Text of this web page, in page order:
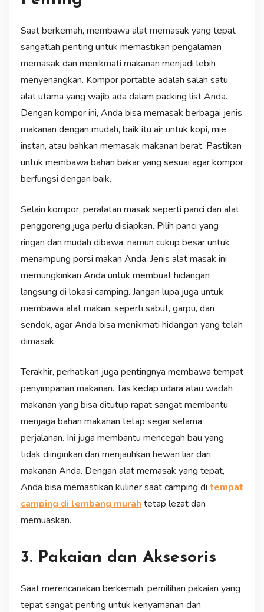
Saat berkemah, membawa alat memasak yang tepat
sangatlah penting untuk memastikan pengalaman
memasak dan menikmati makanan menjadi lebih
menyenangkan. Kompor portable adalah salah satu
alat utama yang wajib ada dalam packing list Anda.
Dengan kompor ini, Anda bisa memasak berbagai jenis
makanan dengan mudah, baik itu air untuk kopi, mie
instan, atau bahkan memasak makanan berat. Pastikan
untuk membawa bahan bakar yang sesuai agar kompor
berfungsi dengan baik.
Selain kompor, peralatan masak seperti panci dan alat
penggoreng juga perlu disiapkan. Pilih panci yang
ringan dan mudah dibawa, namun cukup besar untuk
menampung porsi makan Anda. Jenis alat masak ini
memungkinkan Anda untuk membuat hidangan
langsung di lokasi camping. Jangan lupa juga untuk
membawa alat makan, seperti sabut, garpu, dan
sendok, agar Anda bisa menikmati hidangan yang telah
dimasak.
Terakhir, perhatikan juga pentingnya membawa tempat
penyimpanan makanan. Tas kedap udara atau wadah
makanan yang bisa ditutup rapat sangat membantu
menjaga bahan makanan tetap segar selama
perjalanan. Ini juga membantu mencegah bau yang
tidak diinginkan dan menjauhkan hewan liar dari
makanan Anda. Dengan alat memasak yang tepat,
Anda bisa memastikan kuliner saat camping di tempat
camping di lembang murah tetap lezat dan
memuaskan.
3. Pakaian dan Aksesoris
Saat merencanakan berkemah, pemilihan pakaian yang
tepat sangat penting untuk kenyamanan dan